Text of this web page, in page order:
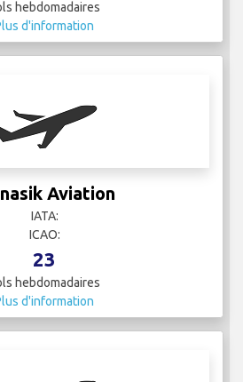
hebdomadaires
d'information
Aviation
IATA:
ICAO:
23
hebdomadaires
d'information